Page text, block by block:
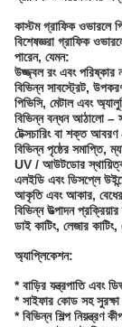
কাস্টম গ্রাফিক ওভারলে
বিশেষজ্ঞরা গ্রাফিক
পারেন, যেমন:
উজ্জ্বল রং এবং পরিষ্কার
বিভিন্ন সাবস্ট্রেট,
পিভিসি, মেটাল এবং
বিভিন্ন বন্ধন আঠালো –
টেক্সচারিং বা শক্ত
বিভিন্ন পৃষ্ঠের সমাপ্তি,
UV / আউটডোর
এলইডি এবং ডিসপ্লে
আকৃতি এবং আকার,
বিভিন্ন উত্পাদন প্রক্রিয়ার
ডাই কাটিং, লেজার
অ্যাপ্লিকেশন:
* বাড়ির যন্ত্রপাতি এবং
* সাইফার কোড সহ সুরক্ষা
* বিভিন্ন শিল্প নিয়ন্ত্রণ